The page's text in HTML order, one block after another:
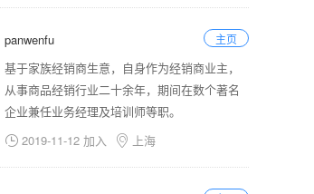
主页
panwenfu
基于家族经销商生意，自身作为经销商业主，
从事商品经销行业二十余年，期间在数个著名
企业兼任业务经理及培训师等职。
 2019-11-12 加入  上海